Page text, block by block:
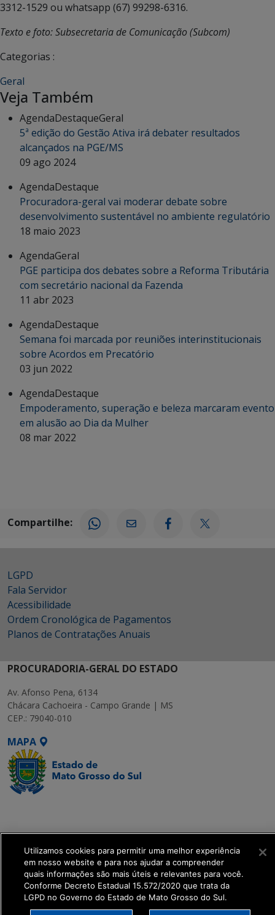
3312-1529 ou whatsapp (67) 99298-6316.
Texto e foto: Subsecretaria de Comunicação (Subcom)
Categorias :
Geral
Veja Também
AgendaDestaqueGeral
5ª edição do Gestão Ativa irá debater resultados
alcançados na PGE/MS
09 ago 2024
AgendaDestaque
Procuradora-geral vai moderar debate sobre
desenvolvimento sustentável no ambiente regulatório
18 maio 2023
AgendaGeral
PGE participa dos debates sobre a Reforma Tributária
com secretário nacional da Fazenda
11 abr 2023
AgendaDestaque
Semana foi marcada por reuniões interinstitucionais
sobre Acordos em Precatório
03 jun 2022
AgendaDestaque
Empoderamento, superação e beleza marcaram evento
em alusão ao Dia da Mulher
08 mar 2022
Compartilhe:
LGPD
Fala Servidor
Acessibilidade
Ordem Cronológica de Pagamentos
Planos de Contratações Anuais
PROCURADORIA-GERAL DO ESTADO
Av. Afonso Pena, 6134
Chácara Cachoeira - Campo Grande | MS
CEP.: 79040-010
MAPA
get_footer();
Utilizamos cookies para permitir uma melhor experiência
em nosso website e para nos ajudar a compreender
quais informações são mais úteis e relevantes para você.
Conforme Decreto Estadual 15.572/2020 que trata da
LGPD no Governo do Estado de Mato Grosso do Sul.